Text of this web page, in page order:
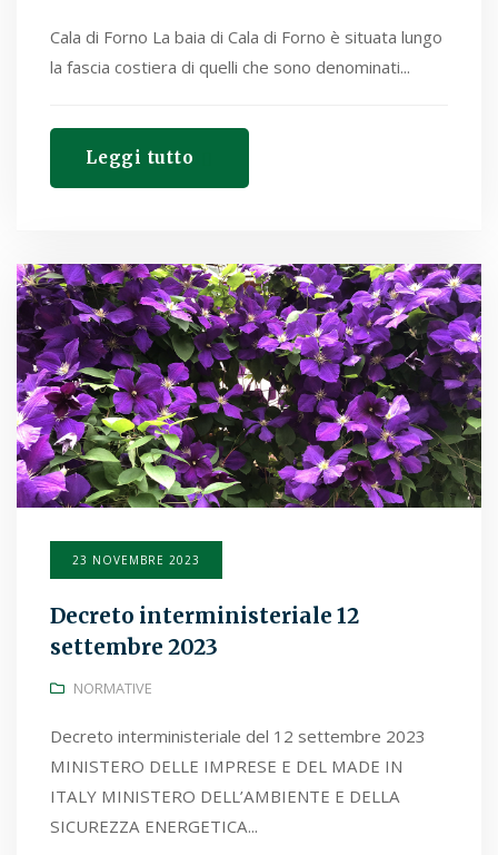
Cala di Forno La baia di Cala di Forno è situata lungo
la fascia costiera di quelli che sono denominati...
Leggi tutto
23 NOVEMBRE 2023
Decreto interministeriale 12
settembre 2023
NORMATIVE
Decreto interministeriale del 12 settembre 2023
MINISTERO DELLE IMPRESE E DEL MADE IN
ITALY MINISTERO DELL’AMBIENTE E DELLA
SICUREZZA ENERGETICA...